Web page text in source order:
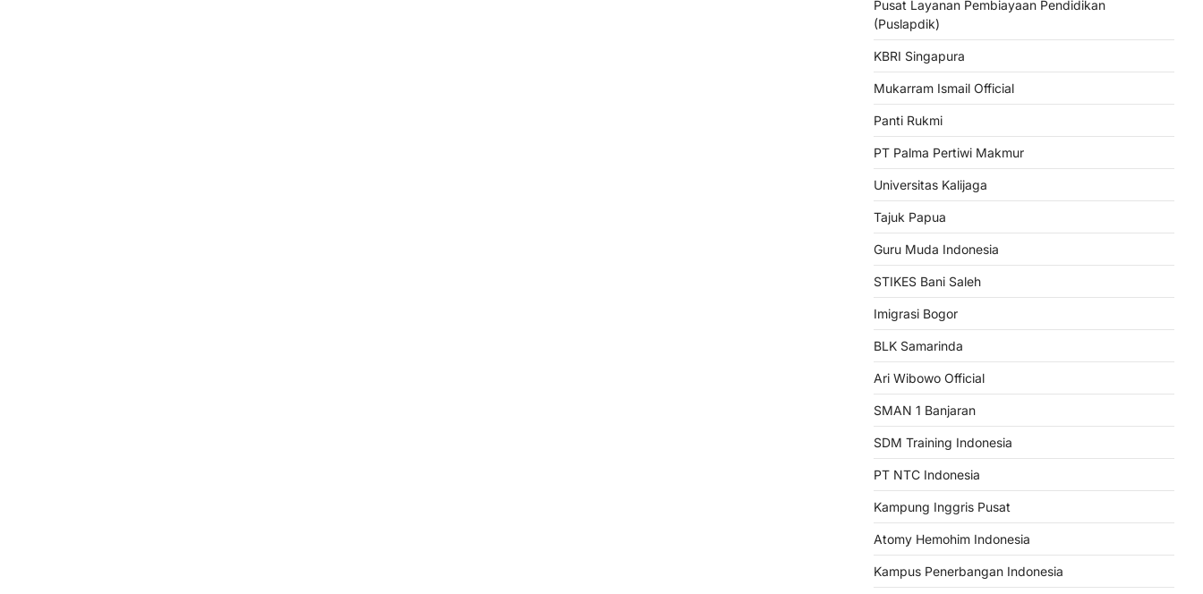
Pusat Layanan Pembiayaan Pendidikan
(Puslapdik)
KBRI Singapura
Mukarram Ismail Official
Panti Rukmi
PT Palma Pertiwi Makmur
Universitas Kalijaga
Tajuk Papua
Guru Muda Indonesia
STIKES Bani Saleh
Imigrasi Bogor
BLK Samarinda
Ari Wibowo Official
SMAN 1 Banjaran
SDM Training Indonesia
PT NTC Indonesia
Kampung Inggris Pusat
Atomy Hemohim Indonesia
Kampus Penerbangan Indonesia